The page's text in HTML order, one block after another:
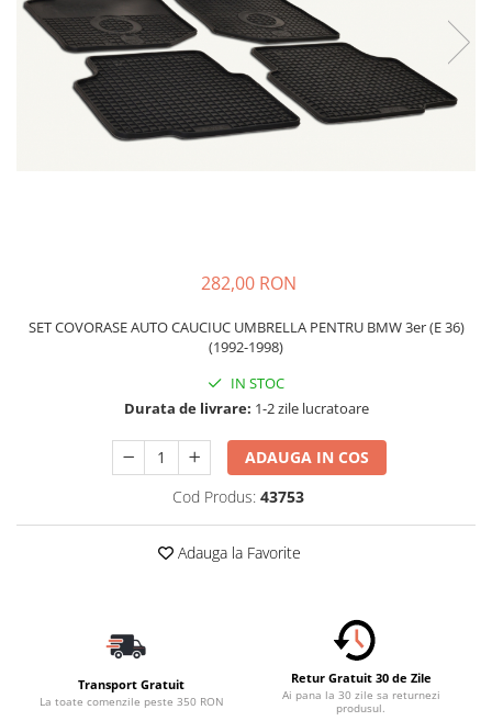
Buton Portbagaj
Alte Butoane/Comutatoare
Butoane Semnalizare
Schimbatoare Viteze
Inchidere Centralizata
Tavite Portbagaj Dedicate
Covorase Auto/ Presuri Auto
Accesorii Siguranta Auto
Incarcatoare Auto
Accesorii pentru Roti si Anvelope
Husa Anvelope
282,00 RON
SET COVORASE AUTO CAUCIUC UMBRELLA PENTRU BMW 3er (E 36)
(1992-1998)
IN STOC
Durata de livrare: 1-2 zile lucratoare
ADAUGA IN COS
Cod Produs: 43753
Adauga la Favorite
Transport Gratuit
La toate comenzile peste 350 RON
Retur Gratuit 30 de Zile
Ai pana la 30 zile sa returnezi
produsul.